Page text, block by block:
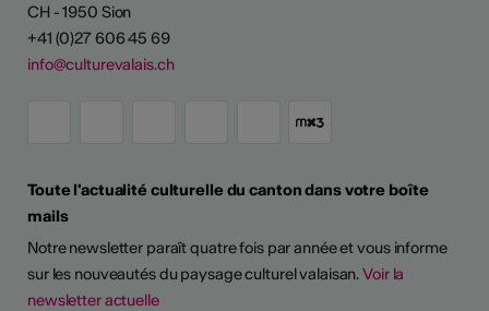
CH - 1950 Sion
+41 (0)27 606 45 69
info@culturevalais.ch
Toute l'actualité culturelle du canton dans votre boîte
mails
Notre newsletter paraît quatre fois par année et vous informe
sur les nouveautés du paysage culturel valaisan.Voir la
newsletter actuelle